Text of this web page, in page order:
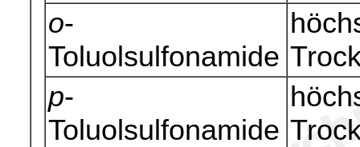
o-
Toluolsulfonamide
p-
Toluolsulfonamide